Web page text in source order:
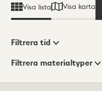
Visa lista Visa karta
Visningsläge
Filtrera tid
Filtrera materialtyper